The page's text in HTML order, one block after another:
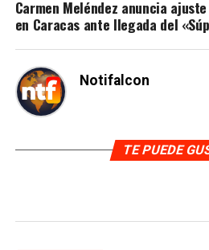
Carmen Meléndez anuncia
en Caracas ante llegada del
Notifalcon
TE PUEDE